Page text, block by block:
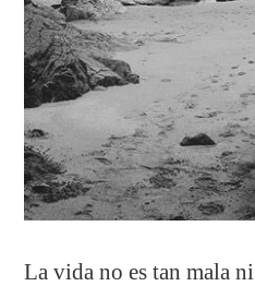
La vida no es tan mala